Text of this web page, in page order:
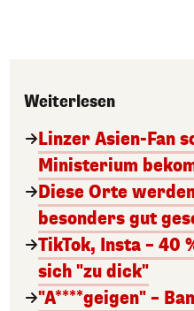
Weiterlesen
Linzer Asien-Fan
Ministerium
Diese Orte
besonders gut
TikTok, Insta – 40
sich "zu dick"
"A****geigen" –